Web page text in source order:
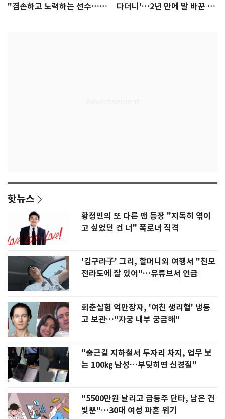
"겸손하고 노력하는 선수…좋
다더니'…2년 만에 말 바꾼 이
핫뉴스
황정민의 또 다른 팬 등장 "지독히 엮이
고 싶었던 건 너" 폭로녀 직격
'김구라子' 그리, 할머니외 여행서 "친모
전라도에 잘 있어"…유튜브서 언급
회춘실험 억만장자, '여친 생리혈' 냉동
고 보관…"자궁 내부 궁금해"
"출근길 지하철서 두자리 차지, 업무 보
는 100㎏ 남성…부딪히면 신경질"
"5500만원 날리고 급등주 단타, 남은 건
빚뿐"…30대 여성 파혼 위기